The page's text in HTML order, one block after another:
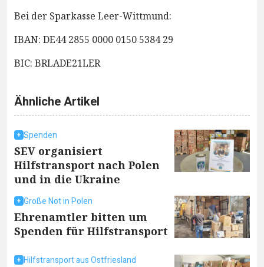
Bei der Sparkasse Leer-Wittmund:
IBAN: DE44 2855 0000 0150 5384 29
BIC: BRLADE21LER
Ähnliche Artikel
Spenden
SEV organisiert
Hilfstransport nach Polen
und in die Ukraine
Große Not in Polen
Ehrenamtler bitten um
Spenden für Hilfstransport
Hilfstransport aus Ostfriesland